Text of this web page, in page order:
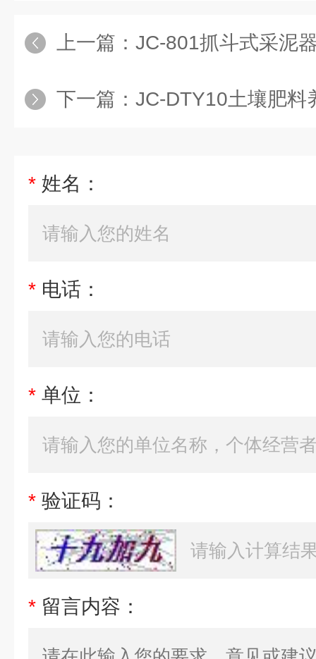
上一篇： JC-801抓斗式采泥
下一篇： JC-DTY10土壤肥料
* 姓名：
* 电话：
* 单位：
* 验证码：
* 留言内容：